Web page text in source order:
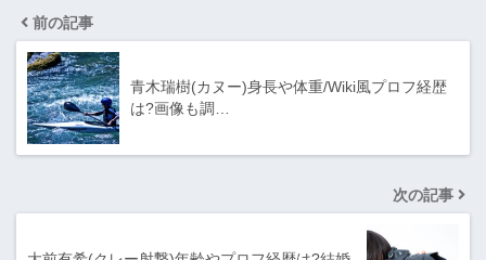
前の記事
青木瑞樹(カヌー)身長や体重/Wiki風プロフ経歴
は?画像も調…
次の記事